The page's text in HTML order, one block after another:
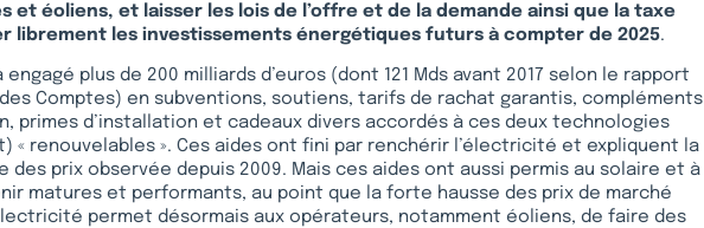
et éoliens, et laisser les lois de l’offre et de la demande ainsi que la taxe
librement les investissements énergétiques futurs à compter de 2025.
engagé plus de 200 milliards d’euros (dont 121 Mds avant 2017 selon le rapport
des Comptes) en subventions, soutiens, tarifs de rachat garantis, compléments
primes d’installation et cadeaux divers accordés à ces deux technologies
« renouvelables ». Ces aides ont fini par renchérir l’électricité et expliquent la
des prix observée depuis 2009. Mais ces aides ont aussi permis au solaire et à
matures et performants, au point que la forte hausse des prix de marché
permet désormais aux opérateurs, notamment éoliens, de faire des